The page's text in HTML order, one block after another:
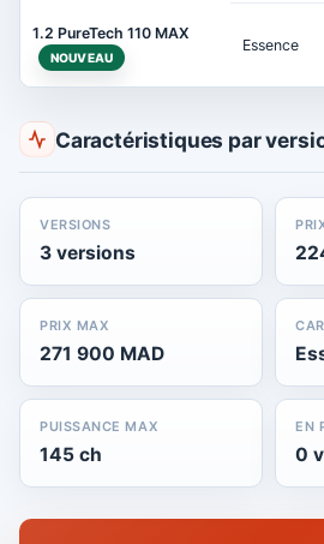
1.2 PureTech 110 MAX
NOUVEAU
Essence
Caractéristiques par
VERSIONS
3 versions
PRIX MAX
271 900 MAD
PUISSANCE MAX
145 ch
EN
0